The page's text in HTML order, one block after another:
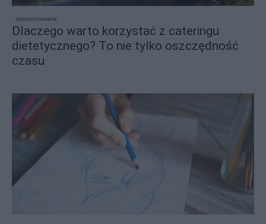
sponsorowane
Dlaczego warto korzystać z cateringu
dietetycznego? To nie tylko oszczędność
czasu